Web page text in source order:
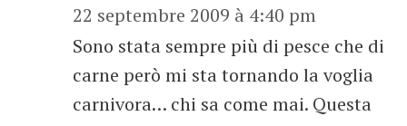
22 septembre 2009 à 4:40 pm
Sono stata sempre più di pesce che di
carne però mi sta tornando la voglia
carnivora… chi sa come mai. Questa